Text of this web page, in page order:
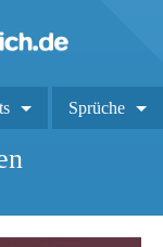
Sprüche